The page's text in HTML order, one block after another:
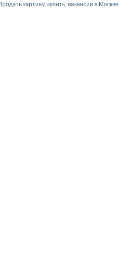
картину, купить, вакансии в Москве